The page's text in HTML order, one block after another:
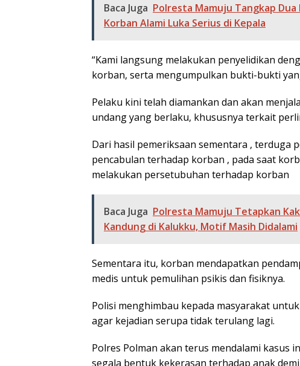
Baca Juga Polresta Mamuju Tangkap Dua
Korban Alami Luka Serius di Kepala
“Kami langsung melakukan penyelidikan
korban, serta mengumpulkan bukti-bukti
Pelaku kini telah diamankan dan akan
undang yang berlaku, khususnya terkait
Dari hasil pemeriksaan sementara , terduga
pencabulan terhadap korban , pada saat
melakukan persetubuhan terhadap korban
Baca Juga Polresta Mamuju Tetapkan
Kandung di Kalukku, Motif Masih Didalami
Sementara itu, korban mendapatkan
medis untuk pemulihan psikis dan fisiknya.
Polisi menghimbau kepada masyarakat
agar kejadian serupa tidak terulang lagi.
Polres Polman akan terus mendalami
segala bentuk kekerasan terhadap anak